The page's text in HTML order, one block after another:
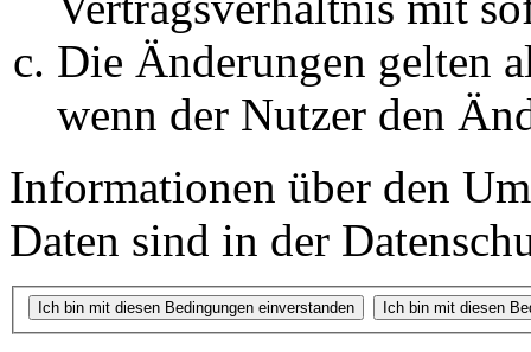
Die Änderungen gelten
wenn der Nutzer den
Informationen über den
Daten sind in der